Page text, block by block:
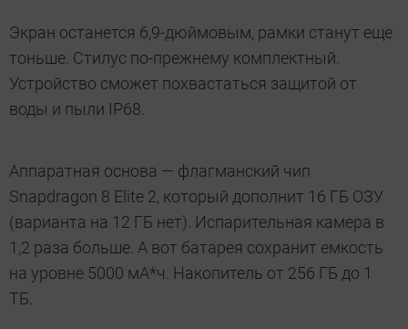
Экран останется 6,9-дюймовым, рамки станут еще
тоньше. Стилус по-прежнему комплектный.
Устройство сможет похвастаться защитой от
воды и пыли IP68.
Аппаратная основа — флагманский чип
Snapdragon 8 Elite 2, который дополнит 16 ГБ ОЗУ
(варианта на 12 ГБ нет). Испарительная камера в
1,2 раза больше. А вот батарея сохранит емкость
на уровне 5000 мА*ч. Накопитель от 256 ГБ до 1
ТБ.